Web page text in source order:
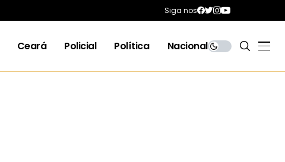
Siga nos
Ceará Policial Política Nacional